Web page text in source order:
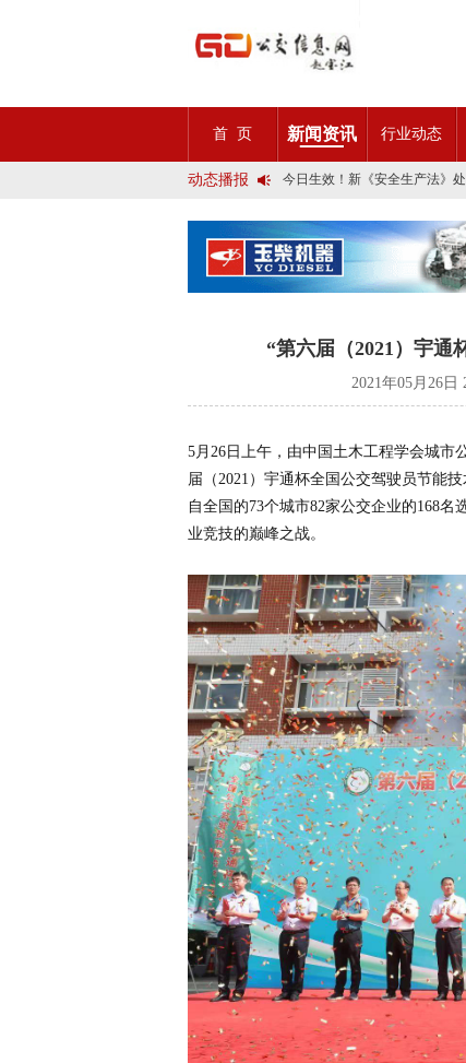
首 页 新闻资讯 行业动态
动态播报
2025市民出行新方案 | 久事公
第九届公交都市发展论坛 (深圳)
创新 实践 沟通 | 聚焦「智慧
岁月为鉴人民为证，百年北京
今日生效！新《安全生产法》
2025市民出行新方案 | 久事公
第九届公交都市发展论坛 (深圳)
石河子市公交公司荣获全国五一
宜昌公交春节滨江观光定制巴士
传承张謇精神•厚植为民情怀•
岁月为鉴人民为证，百年北京
今日生效！新《安全生产法》
交通运输部、科学技术部发布
“第六届（2021）宇通
2021年05月26日
5月26日上午，由中国土木工程学会城市
届（2021）宇通杯全国公交驾驶员节能
自全国的73个城市82家公交企业的168
业竞技的巅峰之战。